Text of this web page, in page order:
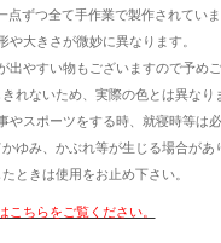
ずつ全て手作業で製作されてい
や大きさが微妙に異なります。
出やすい物もございますので予め
れないため、実際の色とは異なり
やスポーツをする時、就寝時等は
ゆみ、かぶれ等が生じる場合があ
ときは使用をお止め下さい。
こちらをご覧ください。